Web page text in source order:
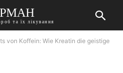
та їх лікування
von Koffein: Wie Kreatin die geistige